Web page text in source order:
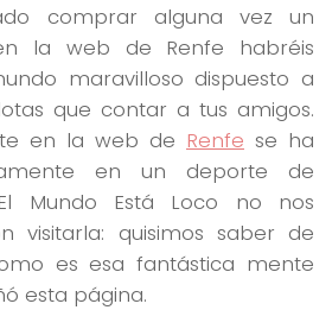
comprar alguna vez un
la web de Renfe habréis
maravilloso dispuesto a
que contar a tus amigos.
en la web de Renfe se ha
en un deporte de
Mundo Está Loco no nos
visitarla: quisimos saber de
es esa fantástica mente
esta página.